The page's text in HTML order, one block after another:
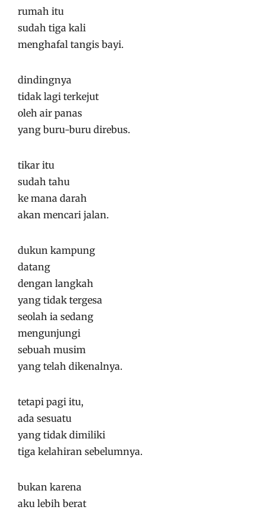
rumah itu
sudah tiga kali
menghafal tangis bayi.
dindingnya
tidak lagi terkejut
oleh air panas
yang buru-buru direbus.
tikar itu
sudah tahu
ke mana darah
akan mencari jalan.
dukun kampung
datang
dengan langkah
yang tidak tergesa
seolah ia sedang
mengunjungi
sebuah musim
yang telah dikenalnya.
tetapi pagi itu,
ada sesuatu
yang tidak dimiliki
tiga kelahiran sebelumnya.
bukan karena
aku lebih berat